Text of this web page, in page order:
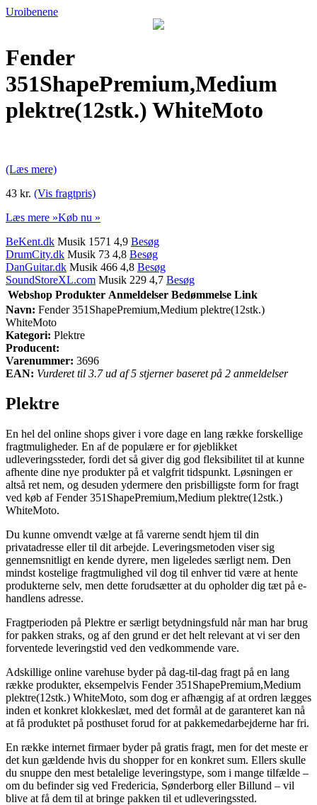
Uroibenene
Fender
351ShapePremium,Medium
plektre(12stk.) WhiteMoto
(Læs mere)
43 kr. (Vis fragtpris)
Læs mere »Køb nu »
BeKent.dk Musik 1571 4,9 Besøg
DrumCity.dk Musik 73 4,8 Besøg
DanGuitar.dk Musik 466 4,8 Besøg
SoundStoreXL.com Musik 229 4,7 Besøg
Webshop Produkter Anmeldelser Bedømmelse Link
Navn: Fender 351ShapePremium,Medium plektre(12stk.)
WhiteMoto
Kategori: Plektre
Producent:
Varenummer: 3696
EAN: Vurderet til 3.7 ud af 5 stjerner baseret på 2 anmeldelser
Plektre
En hel del online shops giver i vore dage en lang række forskellige
fragtmuligheder. En af de populære er for øjeblikket
udleveringssteder, fordi det så giver dig god fleksibilitet til at kunne
afhente dine nye produkter på et valgfrit tidspunkt. Løsningen er
altså ret nem, og desuden ydermere den prisbilligste form for fragt
ved køb af Fender 351ShapePremium,Medium plektre(12stk.)
WhiteMoto.
Du kunne omvendt vælge at få varerne sendt hjem til din
privatadresse eller til dit arbejde. Leveringsmetoden viser sig
gennemsnitligt en kende dyrere, men ligeledes særligt nem. Den
mindst kostelige fragtmulighed vil dog til enhver tid være at hente
produkterne selv, men dette forudsætter at du opholder dig tæt på e-
handlens adresse.
Fragtperioden på Plektre er særligt betydningsfuld når man har brug
for pakken straks, og af den grund er det helt relevant at vi ser den
forventede leveringstid ved den vedkommende vare.
Adskillige online varehuse byder på dag-til-dag fragt på en lang
række produkter, eksempelvis Fender 351ShapePremium,Medium
plektre(12stk.) WhiteMoto, som dog er afhængig af at ordren lægges
inden et konkret klokkeslæt, med det formål at de garanteret kan nå
at få produktet på posthuset forud for at pakkemedarbejderne har fri.
En række internet firmaer byder på gratis fragt, men for det meste er
det kun gældende hvis du shopper for en konkret sum. Ellers skulle
du snuppe den mest betalelige leveringstype, som i mange tilfælde –
om du befinder sig ved Fredericia, Sønderborg eller Billund – vil
blive at få dem til at bringe pakken til et udleveringssted.